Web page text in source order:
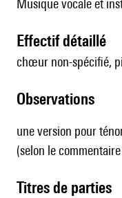
Musique vocale et
effectif détaillé
chœur non-spécifié,
observations
une version pour
(selon le
Titres de parties